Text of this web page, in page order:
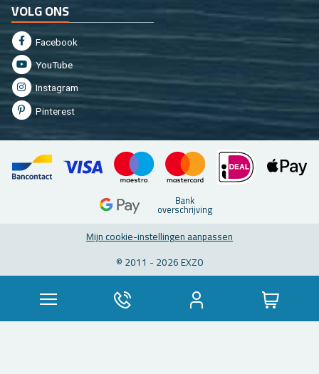
VOLG ONS
Fa­cebook
You­Tu­be
In­st­agram
Pin­te­rest
Bank
over­schrij­ving
Mijn coo­kie-in­stel­lin­gen aan­pas­sen
© 2011 - 2026 EXZO